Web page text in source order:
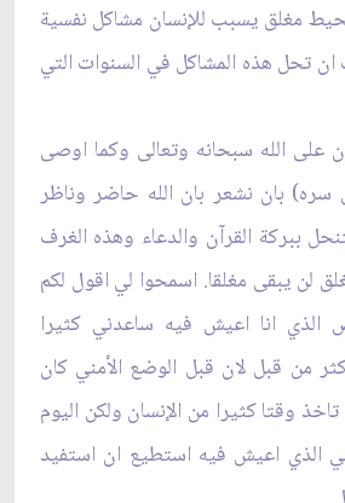
مغلق يسبب للإنسان مشاكل نفسية
تحل هذه المشاكل في السنوات التي
على الله سبحانه وتعالى وكما اوصى
سره) بان نشعر بان الله حاضر وناظر
ببركة القرآن والدعاء وهذه الغرف
لن يبقى مغلقا. اسمحوا لي اقول لكم
الذي انا اعيش فيه ساعدني كثيرا
من قبل لان قبل الوضع الأمني كان
وقتا كثيرا من الإنسان ولكن اليوم
الذي اعيش فيه استطيع ان استفيد